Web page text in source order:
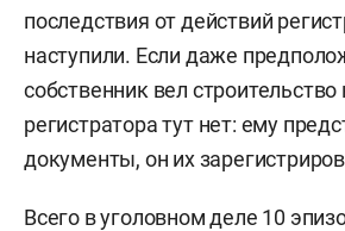
последствия от действий
наступили. Если даже
собственник вел
регистратора тут нет: ему
документы, он их
Всего в уголовном деле 10